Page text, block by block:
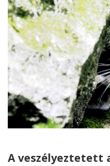
A veszélyeztetett